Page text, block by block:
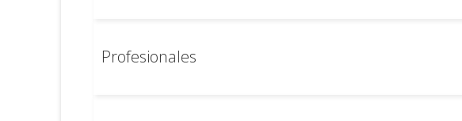
Profesionales
Cita a través de Ayuntamiento